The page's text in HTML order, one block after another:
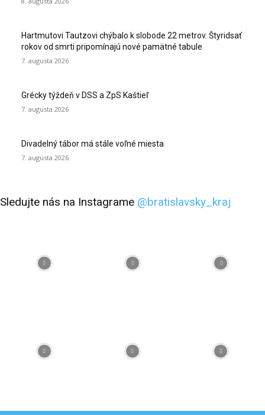
Hartmutovi Tautzovi chýbalo k slobode 22 metrov. Štyridsať
rokov od smrti pripomínajú nové pamätné tabule
7. augusta 2026
Grécky týždeň v DSS a ZpS Kaštieľ
7. augusta 2026
Divadelný tábor má stále voľné miesta
7. augusta 2026
Sledujte nás na Instagrame @bratislavsky_kraj